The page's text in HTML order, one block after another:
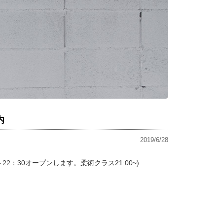
2019/6/28
：30オープンします。柔術クラス21:00~)